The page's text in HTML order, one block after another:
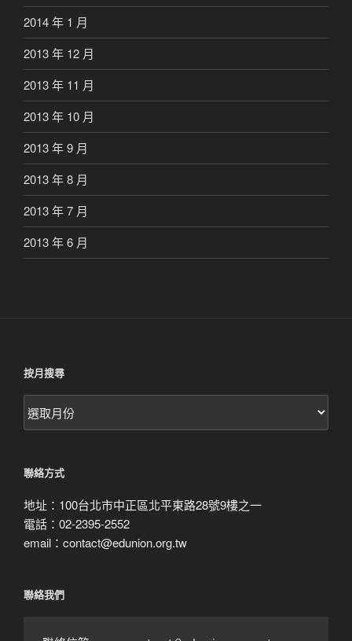
2014 年 1 月
2013 年 12 月
2013 年 11 月
2013 年 10 月
2013 年 9 月
2013 年 8 月
2013 年 7 月
2013 年 6 月
按月搜尋
按
月
聯絡方式
地址：100台北市中正區北平東路28號9樓之一
電話：02-2395-2552
email：contact@edunion.org.tw
聯絡我們